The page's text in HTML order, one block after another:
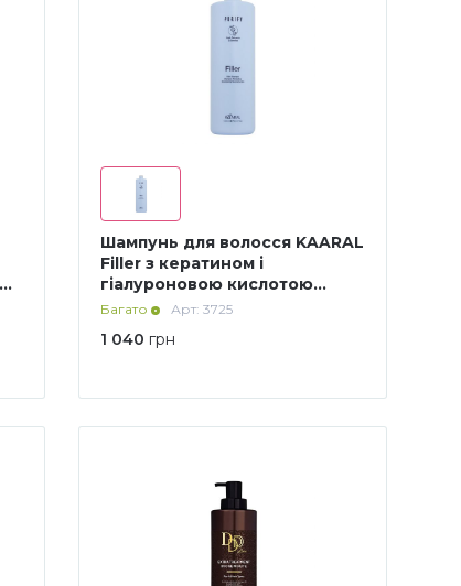
Шампунь для волосся KAARAL
Filler з кератином і
гіалуроновою кислотою
1000мл
Багато Арт: 3725
1 040 грн